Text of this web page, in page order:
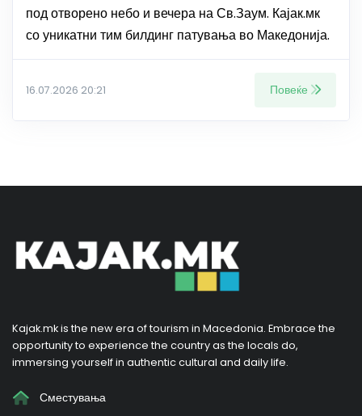
под отворено небо и вечера на Св.Заум. Кајак.мк
со уникатни тим билдинг патувања во Македонија.
16.07.2026 20:21 Повеќе
Kajak.mk is the new era of tourism in Macedonia. Embrace the
opportunity to experience the country as the locals do,
immersing yourself in authentic cultural and daily life.
Сместувања